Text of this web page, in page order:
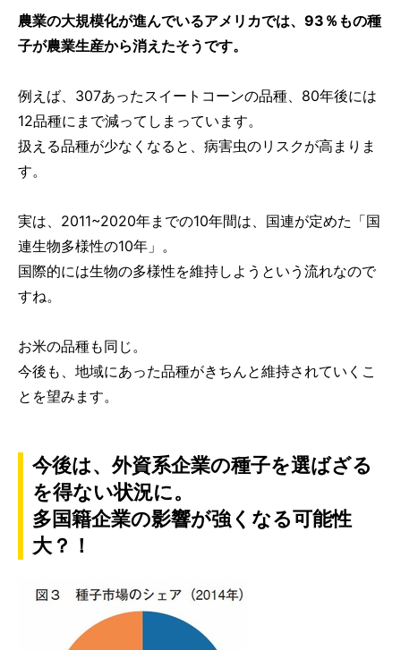
農業の大規模化が進んでいるアメリカでは、93％もの種
子が農業生産から消えたそうです。
例えば、307あったスイートコーンの品種、80年後には
12品種にまで減ってしまっています。
扱える品種が少なくなると、病害虫のリスクが高まりま
す。
実は、2011~2020年までの10年間は、国連が定めた「国
連生物多様性の10年」。
国際的には生物の多様性を維持しようという流れなので
すね。
お米の品種も同じ。
今後も、地域にあった品種がきちんと維持されていくこ
とを望みます。
今後は、外資系企業の種子を選ばざる
を得ない状況に。
多国籍企業の影響が強くなる可能性
大？！